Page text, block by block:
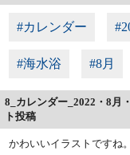
#カレンダー
#海水浴 #8月
8_カレンダー_2022・8月
ト投稿
かわいいイラストですね